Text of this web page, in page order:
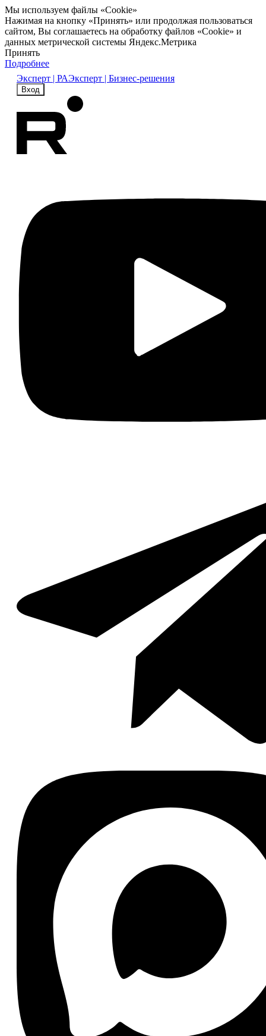
Мы используем файлы «Cookie»
Нажимая на кнопку «Принять» или продолжая пользоваться
сайтом, Вы соглашаетесь на обработку файлов «Cookie» и
данных метрической системы Яндекс.Метрика
Принять
Подробнее
Эксперт | РАЭксперт | Бизнес-решения
Вход